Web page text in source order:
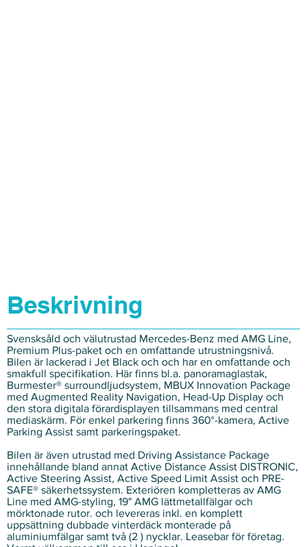
Beskrivning
Svensksåld och välutrustad Mercedes-Benz med AMG Line,
Premium Plus-paket och en omfattande utrustningsnivå.
Bilen är lackerad i Jet Black och och har en omfattande och
smakfull specifikation. Här finns bl.a. panoramaglastak,
Burmester® surroundljudsystem, MBUX Innovation Package
med Augmented Reality Navigation, Head-Up Display och
den stora digitala förardisplayen tillsammans med central
mediaskärm. För enkel parkering finns 360°-kamera, Active
Parking Assist samt parkeringspaket.
Bilen är även utrustad med Driving Assistance Package
innehållande bland annat Active Distance Assist DISTRONIC,
Active Steering Assist, Active Speed Limit Assist och PRE-
SAFE® säkerhetssystem. Exteriören kompletteras av AMG
Line med AMG-styling, 19" AMG lättmetallfälgar och
mörktonade rutor. och levereras inkl. en komplett
uppsättning dubbade vinterdäck monterade på
aluminiumfälgar samt två (2 ) nycklar. Leasebar för företag.